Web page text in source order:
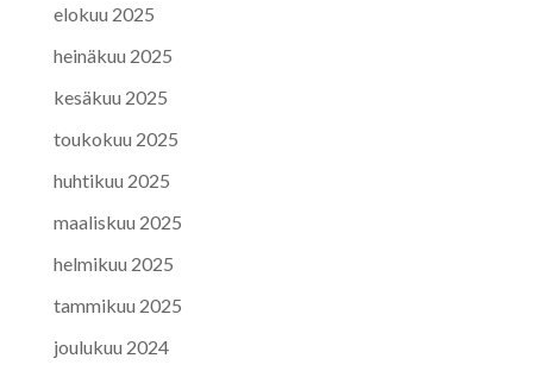
elokuu 2025
heinäkuu 2025
kesäkuu 2025
toukokuu 2025
huhtikuu 2025
maaliskuu 2025
helmikuu 2025
tammikuu 2025
joulukuu 2024